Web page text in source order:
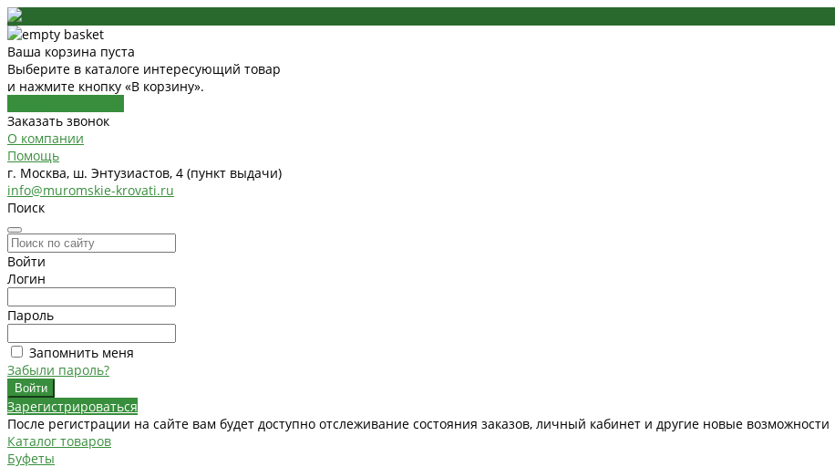
Ваша корзина пуста
Выберите в каталоге интересующий товар
и нажмите кнопку «В корзину».
Заказать звонок
О компании
Помощь
г. Москва, ш. Энтузиастов, 4 (пункт выдачи)
info@muromskie-krovati.ru
Поиск
Войти
Логин
Пароль
Запомнить меня
Забыли пароль?
Зарегистрироваться
После регистрации на сайте вам будет доступно отслеживание состояния заказов, личный кабинет и другие новые возможности
Каталог товаров
Буфеты